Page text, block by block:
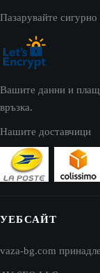
Пазарувайте сигурно
Вашите данни и
връзка.
Нашите доставчици
УЕБСАЙТ
vaza-bg.com